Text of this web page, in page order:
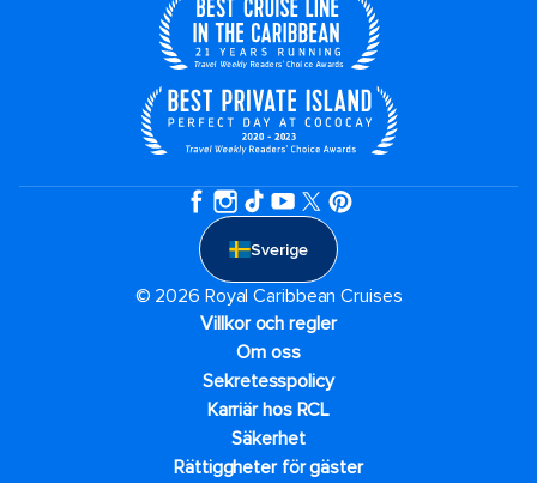
Sverige
© 2026 Royal Caribbean Cruises
Villkor och regler
Om oss
Sekretesspolicy
Karriär hos RCL
Säkerhet
Rättiggheter för gäster